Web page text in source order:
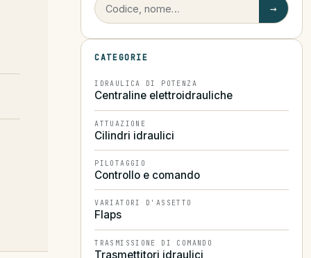
→
CATEGORIE
IDRAULICA DI POTENZA
Centraline elettroidrauliche
ATTUAZIONE
Cilindri idraulici
PILOTAGGIO
Controllo e comando
VARIATORI D'ASSETTO
Flaps
TRASMISSIONE DI COMANDO
Trasmettitori idraulici